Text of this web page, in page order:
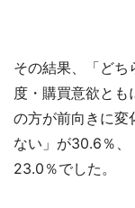
その結果、「ど
度・購買意欲とも
の方が前向きに変
ない」が30.6％、
23.0％でした。